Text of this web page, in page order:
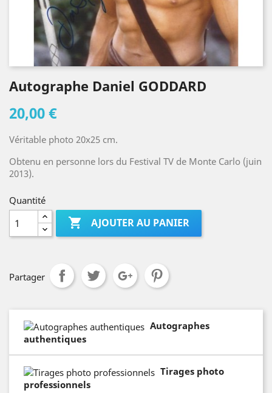
Autographe Daniel GODDARD
20,00 €
Véritable photo 20x25 cm.
Obtenu en personne lors du Festival TV de Monte Carlo (juin
2013).
Quantité
 AJOUTER AU PANIER
Partager
Autographes
authentiques
Tirages photo
professionnels